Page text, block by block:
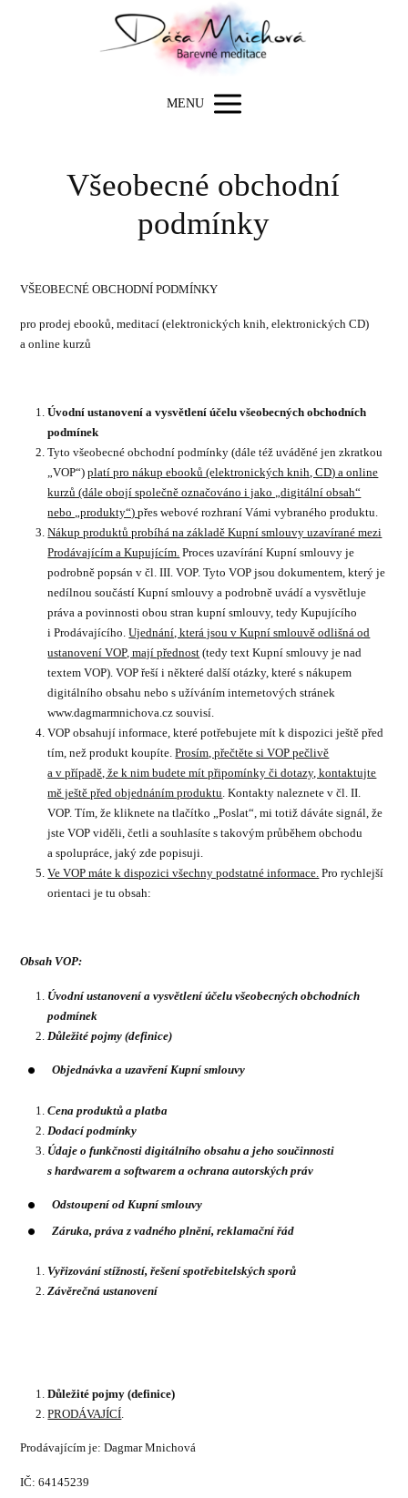
MENU
Všeobecné obchodní
podmínky
VŠEOBECNÉ OBCHODNÍ PODMÍNKY
pro prodej ebooků, meditací (elektronických knih, elektronických CD)
a online kurzů
Úvodní ustanovení a vysvětlení účelu všeobecných obchodních
podmínek
Tyto všeobecné obchodní podmínky (dále též uváděné jen zkratkou
„VOP“)platí pro nákup ebooků (elektronických knih, CD) a online
kurzů (dále obojí společně označováno i jako „digitální obsah“
nebo „produkty“)přes webové rozhraní Vámi vybraného produktu.
Nákup produktů probíhá na základě Kupní smlouvy uzavírané mezi
Prodávajícím a Kupujícím. Proces uzavírání Kupní smlouvy je
podrobně popsán v čl. III. VOP. Tyto VOP jsou dokumentem, který je
nedílnou součástí Kupní smlouvy a podrobně uvádí a vysvětluje
práva a povinnosti obou stran kupní smlouvy, tedy Kupujícího
i Prodávajícího.Ujednání, která jsou v Kupní smlouvě odlišná od
ustanovení VOP, mají přednost (tedy text Kupní smlouvy je nad
textem VOP). VOP řeší i některé další otázky, které s nákupem
digitálního obsahu nebo s užíváním internetových stránek
www.dagmarmnichova.cz souvisí.
VOP obsahují informace, které potřebujete mít k dispozici ještě před
tím, než produkt koupíte.Prosím, přečtěte si VOP pečlivě
a v případě, že k nim budete mít připomínky či dotazy, kontaktujte
mě ještě před objednáním produktu. Kontakty naleznete v čl. II.
VOP. Tím, že kliknete na tlačítko „Poslat“, mi totiž dáváte signál, že
jste VOP viděli, četli a souhlasíte s takovým průběhem obchodu
a spolupráce, jaký zde popisuji.
Ve VOP máte k dispozici všechny podstatné informace. Pro rychlejší
orientaci je tu obsah:
Obsah VOP:
Úvodní ustanovení a vysvětlení účelu všeobecných obchodních
podmínek
Důležité pojmy (definice)
Objednávka a uzavření Kupní smlouvy
Cena produktů a platba
Dodací podmínky
Údaje o funkčnosti digitálního obsahu a jeho součinnosti
s hardwarem a softwarem a ochrana autorských práv
Odstoupení od Kupní smlouvy
Záruka, práva z vadného plnění, reklamační řád
Vyřizování stížností, řešení spotřebitelských sporů
Závěrečná ustanovení
Důležité pojmy (definice)
PRODÁVAJÍCÍ
Prodávajícím je: Dagmar Mnichová
IČ: 64145239